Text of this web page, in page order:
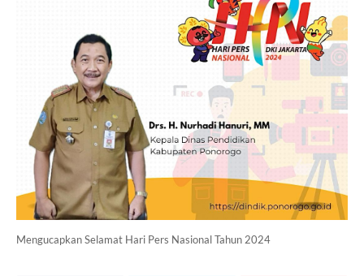
Mengucapkan Selamat Hari Pers Nasional Tahun 2024